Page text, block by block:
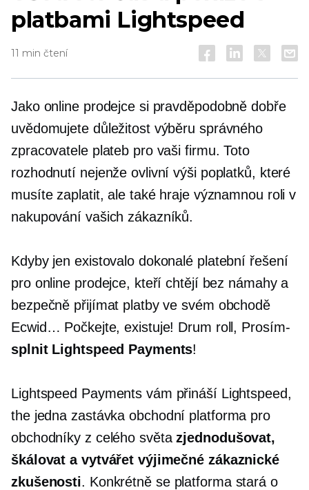
platbami Lightspeed
11 min čtení
Jako online prodejce si pravděpodobně dobře
uvědomujete důležitost výběru správného
zpracovatele plateb pro vaši firmu. Toto
rozhodnutí nejenže ovlivní výši poplatků, které
musíte zaplatit, ale také hraje významnou roli v
nakupování vašich zákazníků.
Kdyby jen existovalo dokonalé platební řešení
pro online prodejce, kteří chtějí bez námahy a
bezpečně přijímat platby ve svém obchodě
Ecwid… Počkejte, existuje! Drum roll, Prosím-
splnit Lightspeed Payments!
Lightspeed Payments vám přináší Lightspeed,
the jedna zastávka obchodní platforma pro
obchodníky z celého světazjednodušovat,
škálovat a vytvářet výjimečné zákaznické
zkušenosti. Konkrétně se platforma stará o